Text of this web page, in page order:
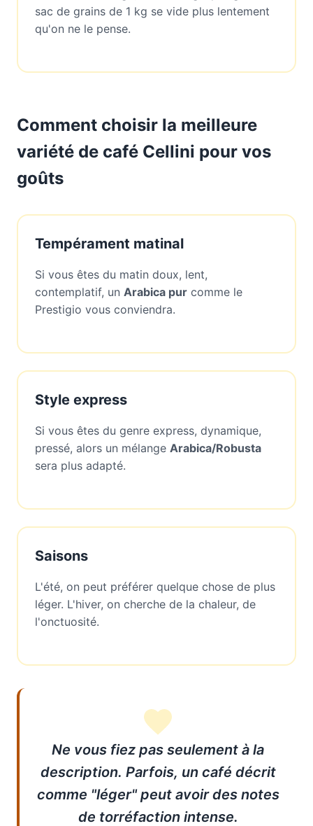
sac de grains de 1 kg se vide plus lentement
qu'on ne le pense.
Comment choisir la meilleure
variété de café Cellini pour vos
goûts
Tempérament matinal
Si vous êtes du matin doux, lent,
contemplatif, un Arabica pur comme le
Prestigio vous conviendra.
Style express
Si vous êtes du genre express, dynamique,
pressé, alors un mélange Arabica/Robusta
sera plus adapté.
Saisons
L'été, on peut préférer quelque chose de plus
léger. L'hiver, on cherche de la chaleur, de
l'onctuosité.
Ne vous fiez pas seulement à la
description. Parfois, un café décrit
comme "léger" peut avoir des notes
de torréfaction intense.